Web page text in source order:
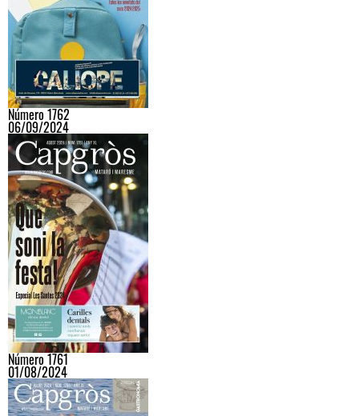
Número 1762
06/09/2024
Número 1761
01/08/2024